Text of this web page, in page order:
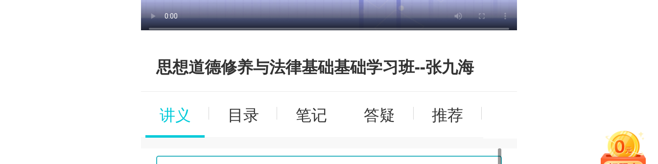
思想道德修养与法律基础基础学习班--张九海
讲义 目录 笔记 答疑 推荐